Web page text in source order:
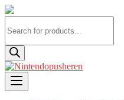
search
Skip
to
content